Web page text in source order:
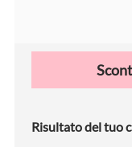
Risultato del tuo